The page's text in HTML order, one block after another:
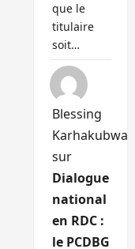
que le
titulaire
soit…
Blessing
Karhakubwa
sur
Dialogue
national
en RDC :
le PCDBG